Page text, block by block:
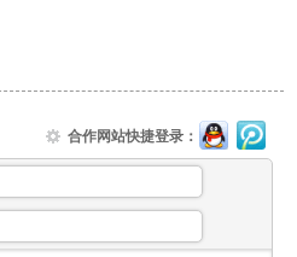
合作网站快捷登录：